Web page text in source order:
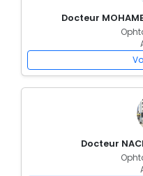
Docteur
Docteur